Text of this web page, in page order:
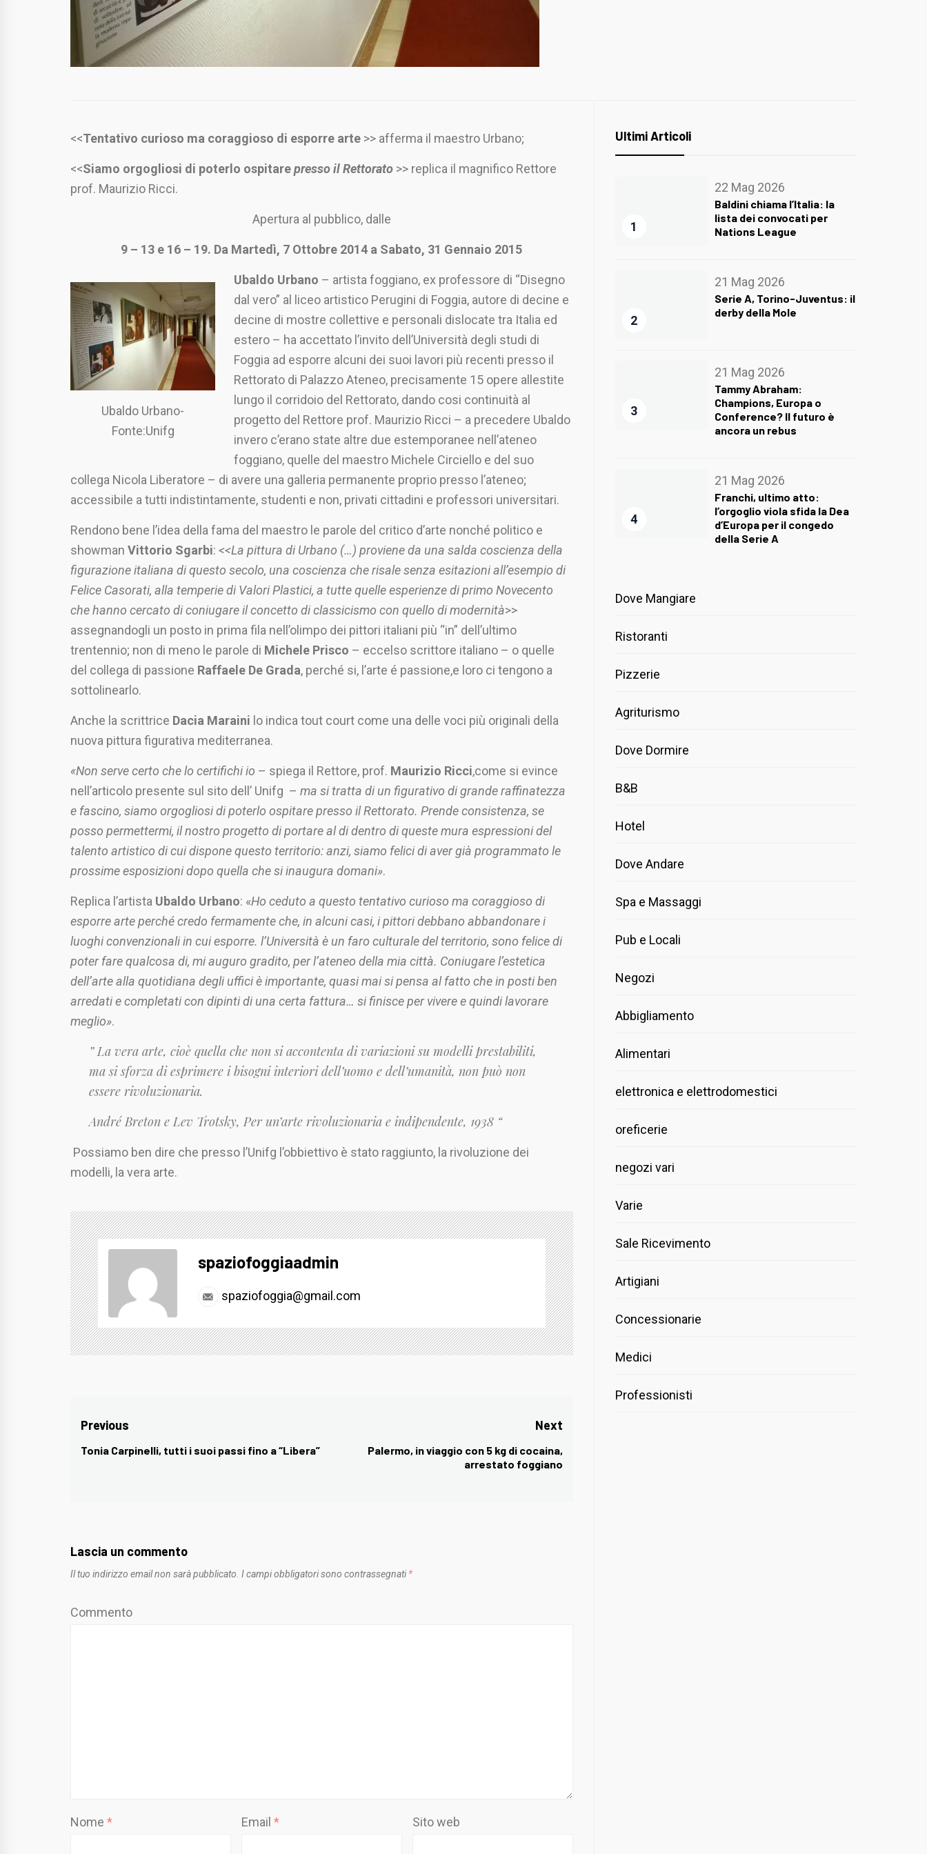
<<Tentativo curioso ma coraggioso di esporre arte >> afferma il maestro Urbano;
<<Siamo orgogliosi di poterlo ospitarepresso il Rettorato >> replica il magnifico Rettore
prof. Maurizio Ricci.
Apertura al pubblico, dalle
9 – 13 e 16 – 19. Da Martedì, 7 Ottobre 2014 a Sabato, 31 Gennaio 2015
Ubaldo Urbano-
Fonte:Unifg
Ubaldo Urbano – artista foggiano, ex professore di “Disegno
dal vero” al liceo artistico Perugini di Foggia, autore di decine e
decine di mostre collettive e personali dislocate tra Italia ed
estero – ha accettato l’invito dell’Università degli studi di
Foggia ad esporre alcuni dei suoi lavori più recenti presso il
Rettorato di Palazzo Ateneo, precisamente 15 opere allestite
lungo il corridoio del Rettorato, dando cosi continuità al
progetto del Rettore prof. Maurizio Ricci – a precedere Ubaldo
invero c’erano state altre due estemporanee nell’ateneo
foggiano, quelle del maestro Michele Circiello e del suo
collega Nicola Liberatore – di avere una galleria permanente proprio presso l’ateneo;
accessibile a tutti indistintamente, studenti e non, privati cittadini e professori universitari.
Rendono bene l’idea della fama del maestro le parole del critico d’arte nonché politico e
showman Vittorio Sgarbi: <<La pittura di Urbano (…) proviene da una salda coscienza della
figurazione italiana di questo secolo, una coscienza che risale senza esitazioni all’esempio di
Felice Casorati, alla temperie di Valori Plastici, a tutte quelle esperienze di primo Novecento
che hanno cercato di coniugare il concetto di classicismo con quello di modernità>>
assegnandogli un posto in prima fila nell’olimpo dei pittori italiani più “in” dell’ultimo
trentennio; non di meno le parole di Michele Prisco – eccelso scrittore italiano – o quelle
del collega di passione Raffaele De Grada, perché si, l’arte é passione,e loro ci tengono a
sottolinearlo.
Anche la scrittrice Dacia Maraini lo indica tout court come una delle voci più originali della
nuova pittura figurativa mediterranea.
«Non serve certo che lo certifichi io – spiega il Rettore, prof. Maurizio Ricci,come si evince
nell’articolo presente sul sito dell’ Unifg – ma si tratta di un figurativo di grande raffinatezza
e fascino, siamo orgogliosi di poterlo ospitare presso il Rettorato. Prende consistenza, se
posso permettermi, il nostro progetto di portare al di dentro di queste mura espressioni del
talento artistico di cui dispone questo territorio: anzi, siamo felici di aver già programmato le
prossime esposizioni dopo quella che si inaugura domani».
Replica l’artista Ubaldo Urbano: «Ho ceduto a questo tentativo curioso ma coraggioso di
esporre arteperché credo fermamente che, in alcuni casi, i pittori debbano abbandonare i
luoghi convenzionali in cui esporre. l’Università è un faro culturale del territorio, sono felice di
poter fare qualcosa di, mi auguro gradito, per l’ateneo della mia città. Coniugare l’estetica
dell’arte alla quotidiana degli uffici è importante, quasi mai si pensa al fatto che in posti ben
arredati e completati con dipinti di una certa fattura… si finisce per vivere e quindi lavorare
meglio».
” La vera arte, cioè quella che non si accontenta di variazioni su modelli prestabiliti,
ma si sforza di esprimere i bisogni interiori dell’uomo e dell’umanità, non può non
essere rivoluzionaria.
André Breton e Lev Trotsky, Per un’arte rivoluzionaria e indipendente, 1938 “
Possiamo ben dire che presso l’Unifg l’obbiettivo è stato raggiunto, la rivoluzione dei
modelli, la vera arte.
spaziofoggiaadmin
spaziofoggia@gmail.com
Navigazione
articoli
Previous
Previous
Tonia Carpinelli, tutti i suoi passi fino a “Libera”
Next
Next
Palermo, in viaggio con 5 kg di cocaina,
arrestato foggiano
Lascia un commento
Il tuo indirizzo email non sarà pubblicato. I campi obbligatori sono contrassegnati *
Commento
Nome * Email * Sito web
Ultimi Articoli
1
22 Mag 2026
Baldini chiama l’Italia: la
lista dei convocati per
Nations League
2
21 Mag 2026
Serie A, Torino-Juventus: il
derby della Mole
3
21 Mag 2026
Tammy Abraham:
Champions, Europa o
Conference? Il futuro è
ancora un rebus
4
21 Mag 2026
Franchi, ultimo atto:
l’orgoglio viola sfida la Dea
d’Europa per il congedo
della Serie A
Dove Mangiare
Ristoranti
Pizzerie
Agriturismo
Dove Dormire
B&B
Hotel
Dove Andare
Spa e Massaggi
Pub e Locali
Negozi
Abbigliamento
Alimentari
elettronica e elettrodomestici
oreficerie
negozi vari
Varie
Sale Ricevimento
Artigiani
Concessionarie
Medici
Professionisti